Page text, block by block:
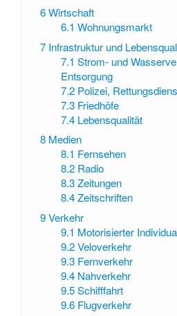
6Wirtschaft
6.1 Wohnungsmarkt
7 Infrastruktur und
7.1 Strom- und
Entsorgung
7.2 Polizei,
7.3 Friedhöfe
7.4 Lebensqualität
8 Medien
8.1 Fernsehen
8.2 Radio
8.3 Zeitungen
8.4 Zeitschriften
9Verkehr
9.1 Motorisierter
9.2 Veloverkehr
9.3 Fernverkehr
9.4 Nahverkehr
9.5 Schifffahrt
9.6 Flugverkehr